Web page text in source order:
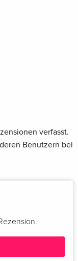
verfasst.
Benutzern bei